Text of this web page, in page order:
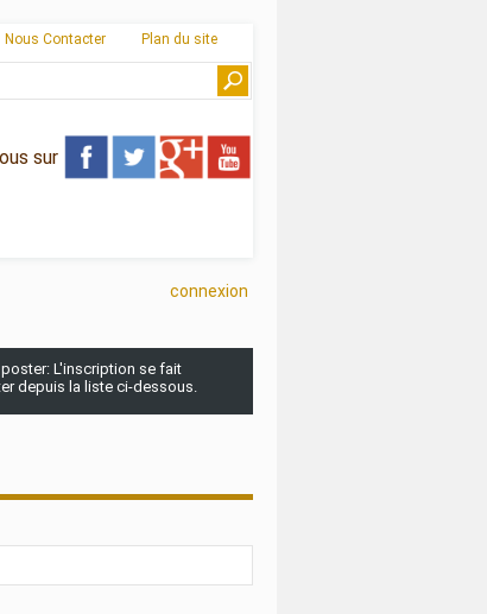
Nous Contacter Plan du site
sur
connexion
L'inscription se fait
depuis la liste ci-dessous.